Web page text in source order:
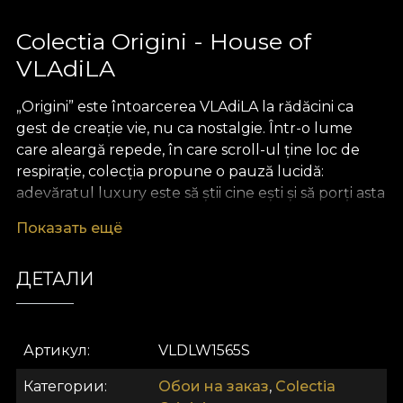
Colectia Origini - House of
VLAdiLA
„Origini” este întoarcerea VLAdiLA la rădăcini ca
gest de creație vie, nu ca nostalgie. Într-o lume
care aleargă repede, în care scroll-ul ține loc de
respirație, colecția propune o pauză lucidă:
adevăratul luxury este să știi cine ești și să porți asta
orașul de azi într-un singur fir coerent – identitatea
o aducem în prezent cu respect, curaj și un ochi
contemporan.
universul meșteșugurilor vechi: ii cusute cu
răbdare, textile ritualice, covoare de casă, fote și
Показать ещё
ДЕТАЛИ
Артикул VLDLW1565S
Категории Обои на заказ, Colectia